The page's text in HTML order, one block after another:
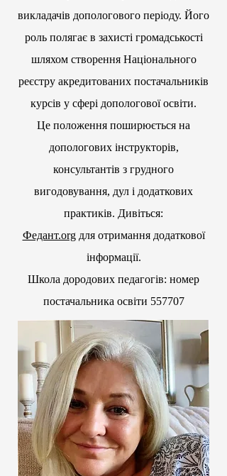
викладачів допологового періоду. Його
роль полягає в захисті громадськості
шляхом створення Національного
реєстру акредитованих постачальників
курсів у сфері допологової освіти.
Це положення поширюється на
допологових інструкторів,
консультантів з грудного
вигодовування, дул і додаткових
практиків. Дивіться:
Федант.orgдля отримання додаткової
інформації.
Школа дородових педагогів: номер
постачальника освіти 557707